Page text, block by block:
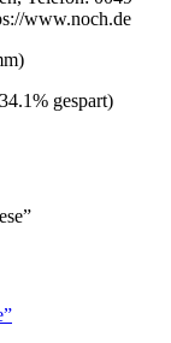
www.noch.de
gespart)